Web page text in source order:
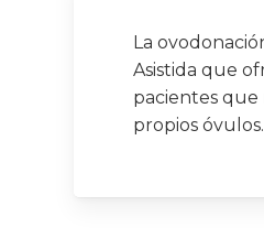
La
Asistida que
pacientes que
propios óvulos.